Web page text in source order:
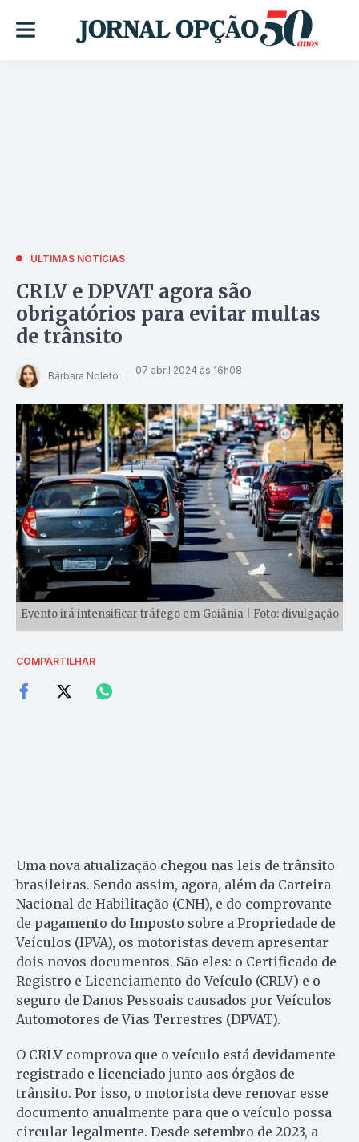
ÚLTIMAS NOTÍCIAS
CRLV e DPVAT agora são
obrigatórios para evitar multas
de trânsito
Bárbara Noleto 07 abril 2024 às 16h08
Evento irá intensificar tráfego em Goiânia | Foto: divulgação
COMPARTILHAR
Uma nova atualização chegou nas leis de trânsito
brasileiras. Sendo assim, agora, além da Carteira
Nacional de Habilitação (CNH), e do comprovante
de pagamento do Imposto sobre a Propriedade de
Veículos (IPVA), os motoristas devem apresentar
dois novos documentos. São eles: o Certificado de
Registro e Licenciamento do Veículo (CRLV) e o
seguro de Danos Pessoais causados por Veículos
Automotores de Vias Terrestres (DPVAT).
O CRLV comprova que o veículo está devidamente
registrado e licenciado junto aos órgãos de
trânsito. Por isso, o motorista deve renovar esse
documento anualmente para que o veículo possa
circular legalmente. Desde setembro de 2023, a